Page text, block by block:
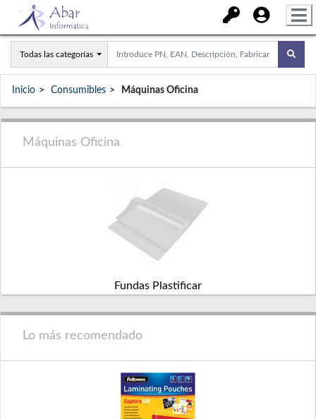
Todas las categorías
Inicio Consumibles Máquinas Oficina
Máquinas Oficina
Fundas Plastificar
Lo más recomendado